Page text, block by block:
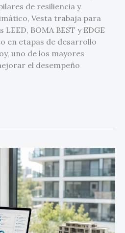
de resiliencia y
Vesta trabaja para
BOMA BEST y EDGE
en etapas de desarrollo
uno de los mayores
el desempeño